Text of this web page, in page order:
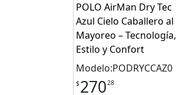
POLO AirMan Dry Tec
Azul Cielo Caballero al
Mayoreo – Tecnología,
Estilo y Confort
Modelo:PODRYCCAZ0
$27028